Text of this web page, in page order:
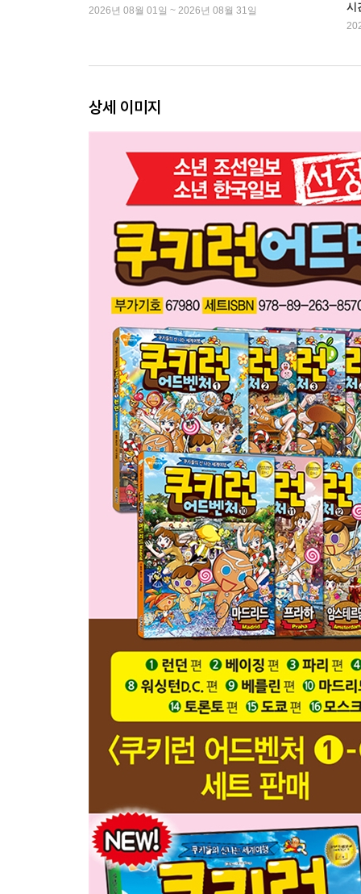
2026년 08월 01일 ~ 2026년 08월 31일
시
상세 이미지